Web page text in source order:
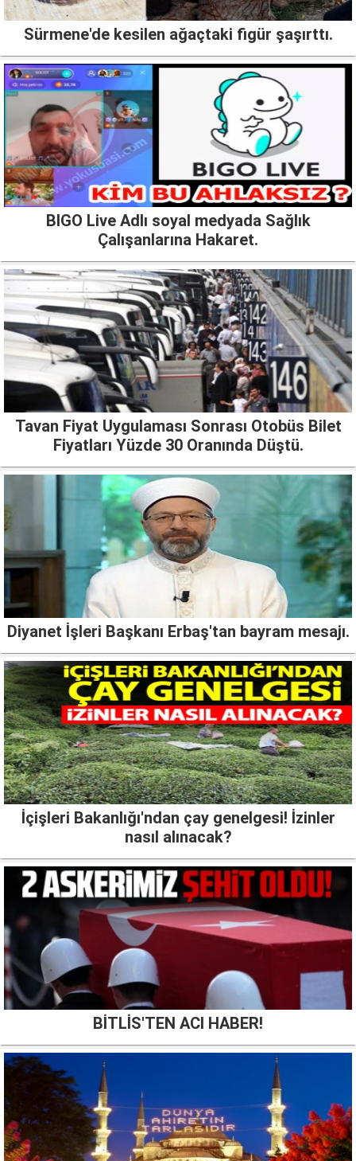
Sürmene'de kesilen ağaçtaki figür şaşırttı.
BIGO Live Adlı soyal medyada Sağlık
Çalışanlarına Hakaret.
Tavan Fiyat Uygulaması Sonrası Otobüs Bilet
Fiyatları Yüzde 30 Oranında Düştü.
Diyanet İşleri Başkanı Erbaş'tan bayram mesajı.
İçişleri Bakanlığı'ndan çay genelgesi! İzinler
nasıl alınacak?
BİTLİS'TEN ACI HABER!